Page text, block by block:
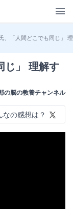
、「人間どこでも同じ」
じ」 理解す
の脳の教養チャンネル
なの感想は？